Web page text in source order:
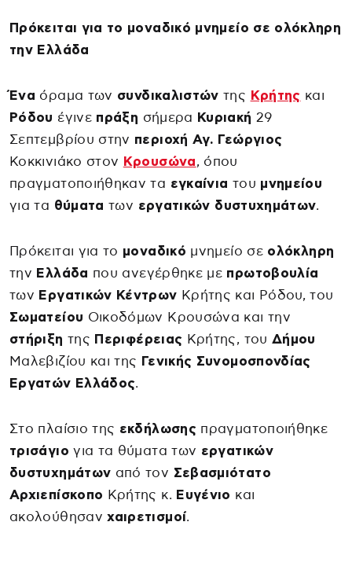
Πρόκειται για το μοναδικό μνημείο σε ολόκληρη
την Ελλάδα
Ένα όραμα των συνδικαλιστών της Κρήτης και
Ρόδου έγινε πράξη σήμερα Κυριακή 29
Σεπτεμβρίου στην περιοχή Αγ. Γεώργιος
Κοκκινιάκο στον Κρουσώνα, όπου
πραγματοποιήθηκαν τα εγκαίνια του μνημείου
για τα θύματα των εργατικών δυστυχημάτων.
Πρόκειται για το μοναδικό μνημείο σε ολόκληρη
την Ελλάδα που ανεγέρθηκε με πρωτοβουλία
των Εργατικών Κέντρων Κρήτης και Ρόδου, του
Σωματείου Οικοδόμων Κρουσώνα και την
στήριξη της Περιφέρειας Κρήτης, του Δήμου
Μαλεβιζίου και της Γενικής Συνομοσπονδίας
Εργατών Ελλάδος.
Στο πλαίσιο της εκδήλωσης πραγματοποιήθηκε
τρισάγιο για τα θύματα των εργατικών
δυστυχημάτων από τον Σεβασμιότατο
Αρχιεπίσκοπο Κρήτης κ. Ευγένιο και
ακολούθησανχαιρετισμοί.